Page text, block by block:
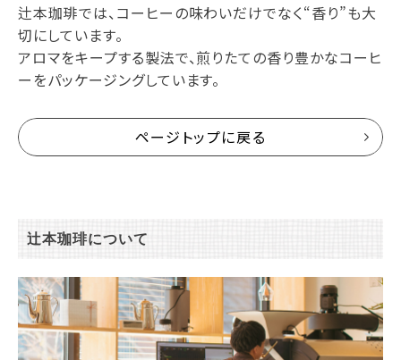
辻本珈琲では、コーヒーの味わいだけでなく“香り”も大
切にしています。
アロマをキープする製法で、煎りたての香り豊かなコーヒ
ーをパッケージングしています。
ページトップに戻る
辻本珈琲について